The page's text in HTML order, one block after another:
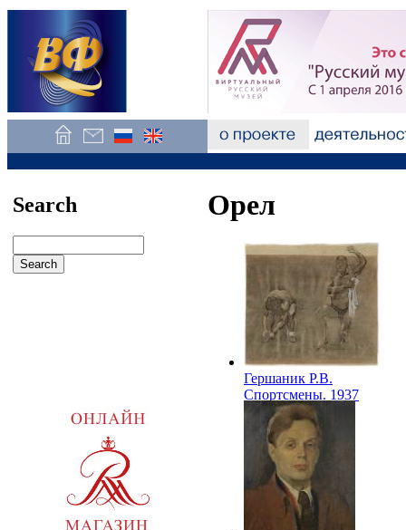
Search Орел
Гершаник Р.В.
Спортсмены. 1937